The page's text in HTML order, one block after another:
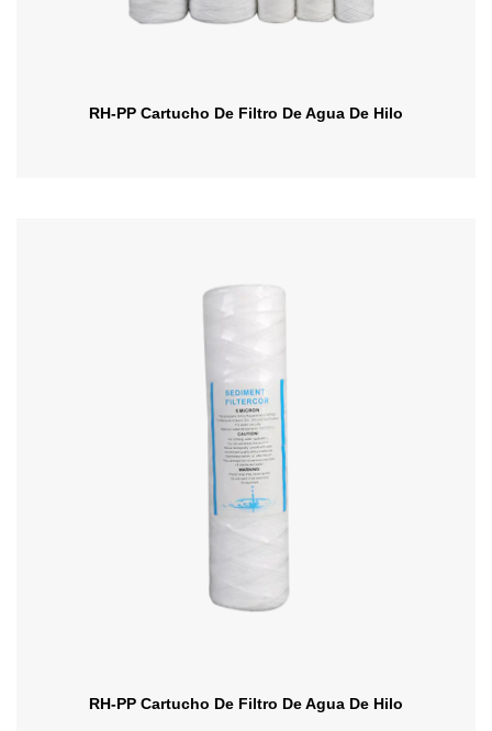
RH-PP Cartucho De Filtro De Agua De Hilo
RH-PP Cartucho De Filtro De Agua De Hilo